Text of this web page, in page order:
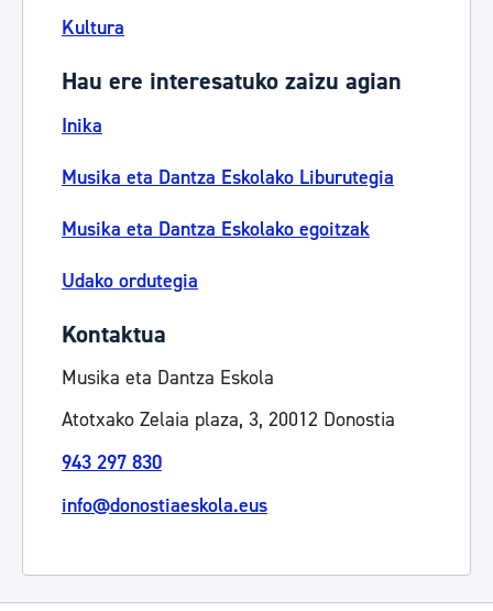
Kultura
Hau ere interesatuko zaizu agian
Inika
Musika eta Dantza Eskolako Liburutegia
Musika eta Dantza Eskolako egoitzak
Udako ordutegia
Kontaktua
Musika eta Dantza Eskola
Atotxako Zelaia plaza, 3, 20012 Donostia
943 297 830
info@donostiaeskola.eus